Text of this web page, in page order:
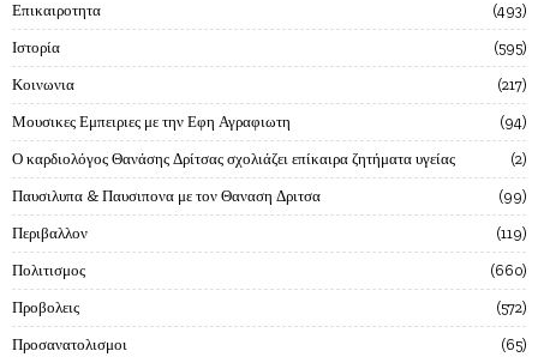
Επικαιροτητα 493
Ιστορία 595
Κοινωνια 217
Μουσικες Εμπειριες με την Εφη Αγραφιωτη 94
Ο καρδιολόγος Θανάσης Δρίτσας σχολιάζει επίκαιρα ζητήματα υγείας 2
Παυσιλυπα & Παυσιπονα με τον Θαναση Δριτσα 99
Περιβαλλον 119
Πολιτισμος 660
Προβολεις 572
Προσανατολισμοι 65